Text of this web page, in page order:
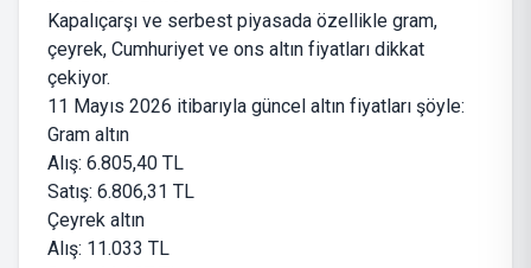
Kapalıçarşı ve serbest piyasada özellikle gram,
çeyrek, Cumhuriyet ve ons altın fiyatları dikkat
çekiyor.
11 Mayıs 2026 itibarıyla güncel altın fiyatları şöyle:
Gram altın
Alış: 6.805,40 TL
Satış: 6.806,31 TL
Çeyrek altın
Alış: 11.033 TL